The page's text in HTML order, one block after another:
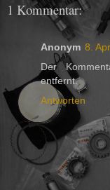
1 Kommentar:
Anonym 8.
Der
entfernt.
Antworten